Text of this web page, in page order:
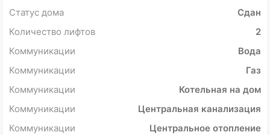
Статус дома
Сдан
Количество лифтов
2
Коммуникации
Вода
Коммуникации
Газ
Коммуникации
Котельная на дом
Коммуникации
Центральная канализация
Коммуникации
Центральное отопление